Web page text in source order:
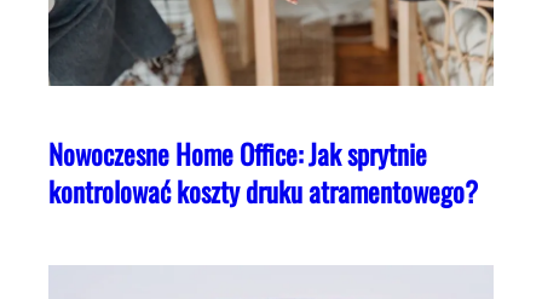
Nowoczesne Home Office: Jak sprytnie
kontrolować koszty druku atramentowego?